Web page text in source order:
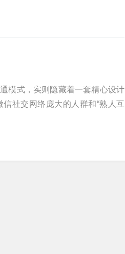
模式，实则隐藏着一套精心设计
社交网络庞大的人群和“熟人互